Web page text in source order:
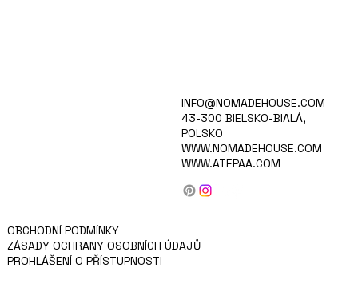
OBCHODNÍ PODMÍNKY
ZÁSADY OCHRANY OSOBNÍCH ÚDAJŮ
PROHLÁŠENÍ O PŘÍSTUPNOSTI
INFO@NOMADEHOUSE.COM
43-300 BIELSKO-BIALÁ,
POLSKO
WWW.NOMADEHOUSE.COM
WWW.ATEPAA.COM